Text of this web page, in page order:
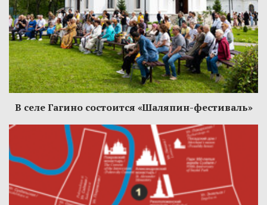
В селе Гагино состоится «Шаляпин-фестиваль»